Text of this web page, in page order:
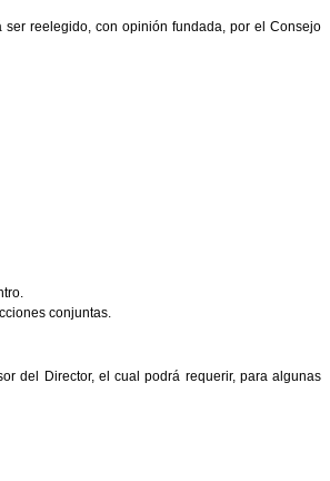
reelegido, con opinión fundada, por el Consejo
conjuntas.
del Director, el cual podrá requerir, para algunas